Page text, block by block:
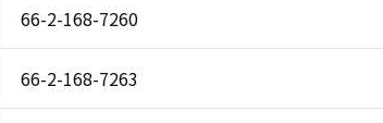
66-2-168-7260
66-2-168-7263